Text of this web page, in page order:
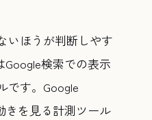
いほうが判断しやす
Google検索での表示
です。Google
きを見る計測ツール